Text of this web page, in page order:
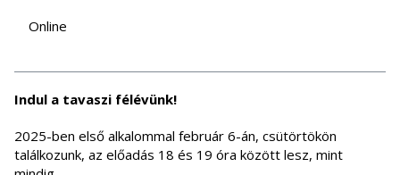
Online
Indul a tavaszi félévünk!
2025-ben első alkalommal február 6-án, csütörtökön
találkozunk, az előadás 18 és 19 óra között lesz, mint